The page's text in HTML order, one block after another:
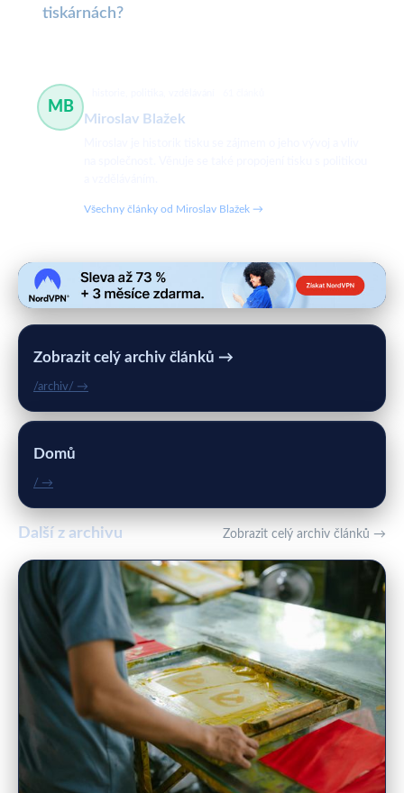
tiskárnách?
MB
Miroslav Blažek
Všechny články od Miroslav Blažek →
Zobrazit celý archiv článků →
/archiv/ →
Domů
/ →
Další z archivu Zobrazit celý archiv článků →